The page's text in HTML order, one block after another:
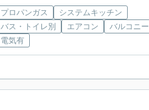
プロパンガス
システムキッチン
バス・トイレ別
エアコン
バルコニー
電気有